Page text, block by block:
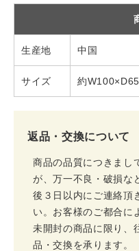
生産地 中国
サイズ 約
返品・交換について
商品の品質につきまし
が、万一不良・破損な
後３日以内にご連絡頂
い。お客様のご都合に
未開封の商品に限り、
品・交換を承りま